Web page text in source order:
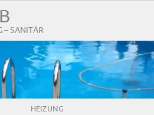
– SANITÄR
HEIZUNG